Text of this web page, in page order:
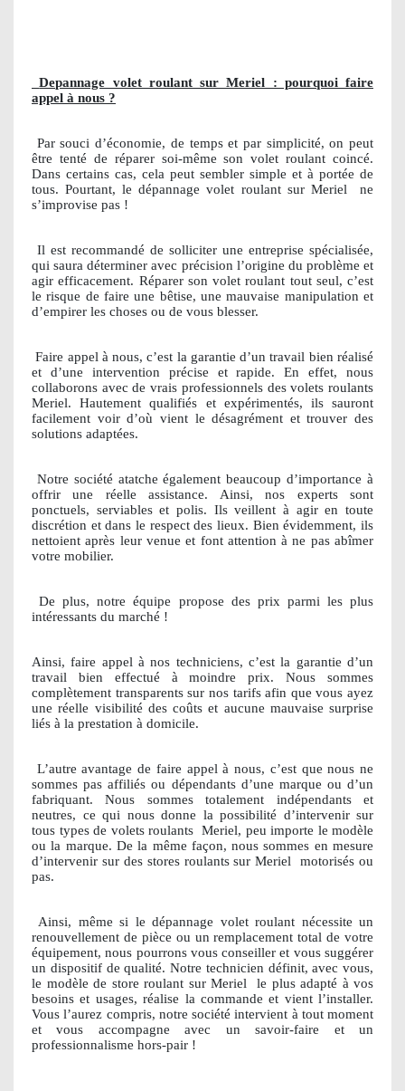
Depannage volet roulant sur Meriel : pourquoi faire
appel à nous ?
Par souci d’économie, de temps et par simplicité, on peut
être tenté de réparer soi-même son volet roulant coincé.
Dans certains cas, cela peut sembler simple et à portée de
tous. Pourtant, le dépannage volet roulant sur Meriel
ne
s’improvise pas !
Il est recommandé de solliciter une entreprise spécialisée,
qui saura déterminer avec précision l’origine du problème et
agir efficacement. Réparer son volet roulant tout seul, c’est
le risque de faire une bêtise, une mauvaise manipulation et
d’empirer les choses ou de vous blesser.
Faire appel à nous, c’est la garantie d’un travail bien réalisé
et d’une intervention précise et rapide. En effet, nous
collaborons avec de vrais professionnels des volets roulants
Meriel. Hautement qualifiés et expérimentés, ils sauront
facilement voir d’où vient le désagrément et trouver des
solutions adaptées.
Notre société atatche également beaucoup d’importance à
offrir une réelle assistance. Ainsi, nos experts sont
ponctuels, serviables et polis. Ils veillent à agir en toute
discrétion et dans le respect des lieux. Bien évidemment, ils
nettoient après leur venue et font attention à ne pas abîmer
votre mobilier.
De plus, notre équipe propose des prix parmi les plus
intéressants du marché !
Ainsi, faire appel à nos techniciens, c’est la garantie d’un
travail bien effectué à moindre prix. Nous sommes
complètement transparents sur nos tarifs afin que vous ayez
une réelle visibilité des coûts et aucune mauvaise surprise
liés à la prestation à domicile.
L’autre avantage de faire appel à nous, c’est que nous ne
sommes pas affiliés ou dépendants d’une marque ou d’un
fabriquant. Nous sommes totalement indépendants et
neutres, ce qui nous donne la possibilité d’intervenir sur
tous types de volets roulants Meriel, peu importe le modèle
ou la marque. De la même façon, nous sommes en mesure
d’intervenir sur des stores roulants sur Meriel
motorisés ou
pas.
Ainsi, même si le dépannage volet roulant nécessite un
renouvellement de pièce ou un remplacement total de votre
équipement, nous pourrons vous conseiller et vous suggérer
un dispositif de qualité. Notre technicien définit, avec vous,
le modèle de store roulant sur Meriel
le plus adapté à vos
besoins et usages, réalise la commande et vient l’installer.
Vous l’aurez compris, notre société intervient à tout moment
et vous accompagne avec un savoir-faire et un
professionnalisme hors-pair !